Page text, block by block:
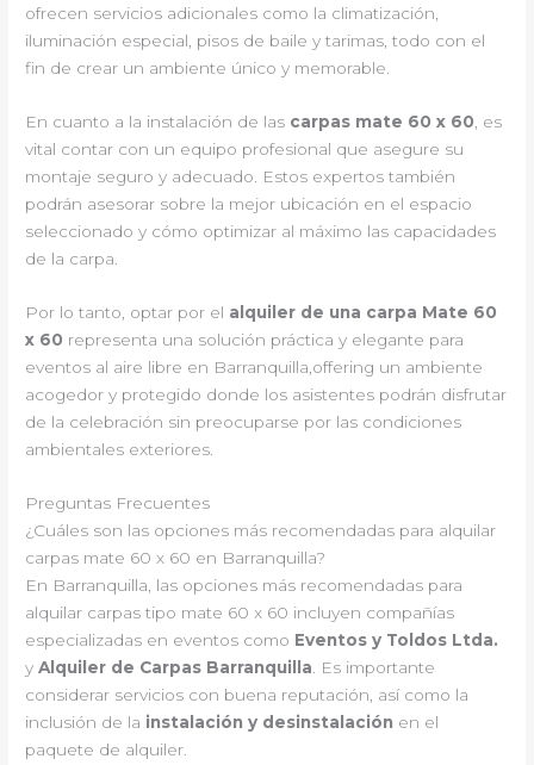
ofrecen servicios adicionales como la climatización,
iluminación especial, pisos de baile y tarimas, todo con el
fin de crear un ambiente único y memorable.
En cuanto a la instalación de las carpas mate 60 x 60 , es
vital contar con un equipo profesional que asegure su
montaje seguro y adecuado. Estos expertos también
podrán asesorar sobre la mejor ubicación en el espacio
seleccionado y cómo optimizar al máximo las capacidades
de la carpa.
Por lo tanto, optar por el alquiler de una carpa Mate 60
x 60 representa una solución práctica y elegante para
eventos al aire libre en Barranquilla,offering un ambiente
acogedor y protegido donde los asistentes podrán disfrutar
de la celebración sin preocuparse por las condiciones
ambientales exteriores.
Preguntas Frecuentes
¿Cuáles son las opciones más recomendadas para alquilar
carpas mate 60 x 60 en Barranquilla?
En Barranquilla, las opciones más recomendadas para
alquilar carpas tipo mate 60 x 60 incluyen compañías
especializadas en eventos como Eventos y Toldos Ltda.
yAlquiler de Carpas Barranquilla . Es importante
considerar servicios con buena reputación, así como la
inclusión de la instalación y desinstalación en el
paquete de alquiler.